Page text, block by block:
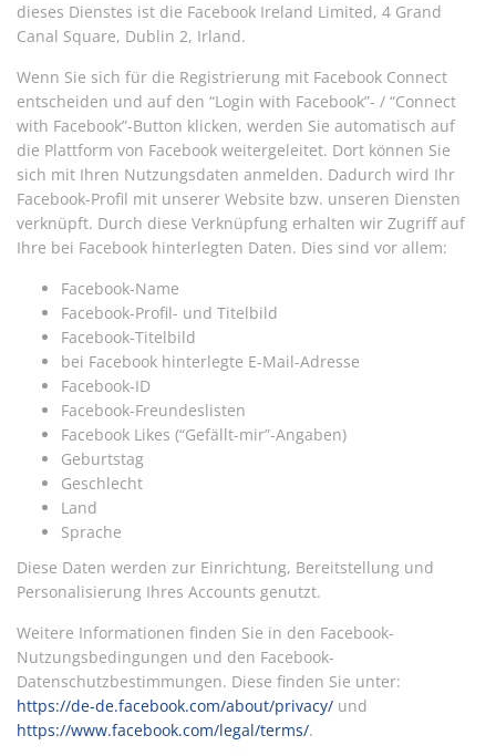
dieses Dienstes ist die Facebook Ireland Limited, 4 Grand
Canal Square, Dublin 2, Irland.
Wenn Sie sich für die Registrierung mit Facebook Connect
entscheiden und auf den “Login with Facebook”- / “Connect
with Facebook”-Button klicken, werden Sie automatisch auf
die Plattform von Facebook weitergeleitet. Dort können Sie
sich mit Ihren Nutzungsdaten anmelden. Dadurch wird Ihr
Facebook-Profil mit unserer Website bzw. unseren Diensten
verknüpft. Durch diese Verknüpfung erhalten wir Zugriff auf
Ihre bei Facebook hinterlegten Daten. Dies sind vor allem:
Facebook-Name
Facebook-Profil- und Titelbild
Facebook-Titelbild
bei Facebook hinterlegte E-Mail-Adresse
Facebook-ID
Facebook-Freundeslisten
Facebook Likes (“Gefällt-mir”-Angaben)
Geburtstag
Geschlecht
Land
Sprache
Diese Daten werden zur Einrichtung, Bereitstellung und
Personalisierung Ihres Accounts genutzt.
Weitere Informationen finden Sie in den Facebook-
Nutzungsbedingungen und den Facebook-
Datenschutzbestimmungen. Diese finden Sie unter:
https://de-de.facebook.com/about/privacy/ und
https://www.facebook.com/legal/terms/.